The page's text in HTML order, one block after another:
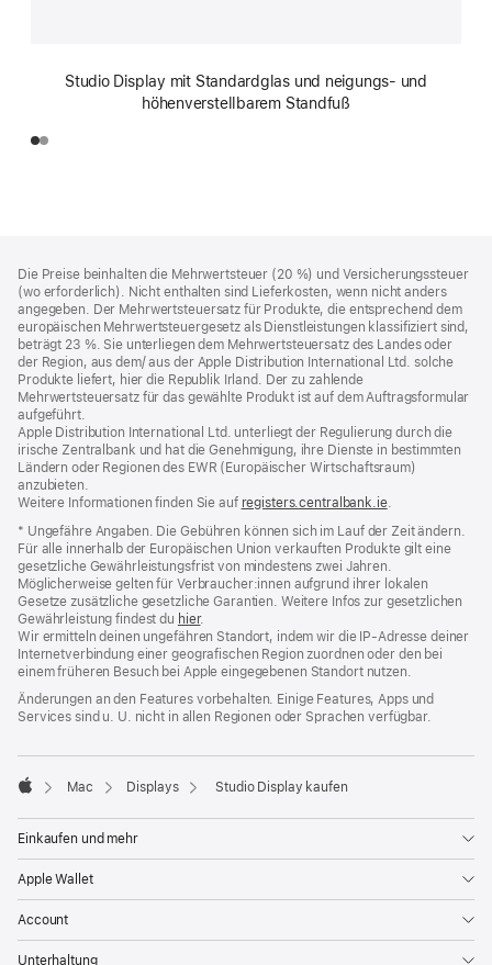
Studio Display mit Standard­glas und neigungs­- und
höhenverstell­barem Standfuß
Die Preise beinhalten die Mehrwertsteuer (20 %) und Versicherungssteuer
(wo erforderlich). Nicht enthalten sind Lieferkosten, wenn nicht anders
angegeben. Der Mehrwertsteuersatz für Produkte, die entsprechend dem
europäischen Mehrwertsteuergesetz als Dienstleistungen klassifiziert sind,
beträgt 23 %. Sie unterliegen dem Mehrwertsteuersatz des Landes oder
der Region, aus dem/ aus der Apple Distribution International Ltd. solche
Produkte liefert, hier die Republik Irland. Der zu zahlende
Mehrwertsteuersatz für das gewählte Produkt ist auf dem Auftragsformular
aufgeführt.
Apple Distribution International Ltd. unterliegt der Regulierung durch die
irische Zentralbank und hat die Genehmigung, ihre Dienste in bestimmten
Ländern oder Regionen des EWR (Europäischer Wirtschaftsraum)
anzubieten.
Weitere Informationen finden Sie auf registers.centralbank.ie(Öffnet
neues
Fenster)
.
* Ungefähre Angaben. Die Gebühren können sich im Lauf der Zeit ändern.
Für alle innerhalb der Europäischen Union verkauften Produkte gilt eine
gesetzliche Gewährleistungsfrist von mindestens zwei Jahren.
Möglicherweise gelten für Verbraucher:innen aufgrund ihrer lokalen
Gesetze zusätzliche gesetzliche Garantien. Weitere Infos zur gesetzlichen
Gewährleistung findest du hier.
Wir ermitteln deinen ungefähren Standort, indem wir die IP‑Adresse deiner
Internetverbindung einer geografischen Region zuordnen oder den bei
einem früheren Besuch bei Apple eingegebenen Standort nutzen.
Änderungen an den Features vorbehalten. Einige Features, Apps und
Services sind u. U. nicht in allen Regionen oder Sprachen verfügbar.
Mac Displays Studio Display kaufen
Einkaufen und mehr
Apple Wallet
Account
Unterhaltung